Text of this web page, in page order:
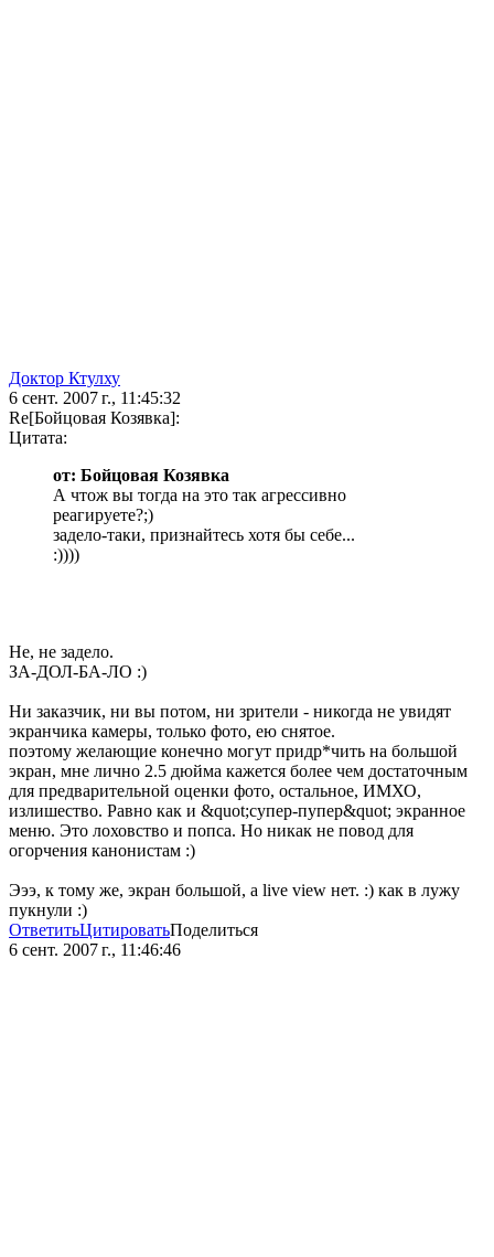
Доктор Ктулху
6 сент. 2007 г., 11:45:32
Re[Бойцовая Козявка]:
Цитата:
от: Бойцовая Козявка
А чтож вы тогда на это так агрессивно
реагируете?;)
задело-таки, признайтесь хотя бы себе...
:))))
Не, не задело.
ЗА-ДОЛ-БА-ЛО :)
Ни заказчик, ни вы потом, ни зрители - никогда не увидят
экранчика камеры, только фото, ею снятое.
поэтому желающие конечно могут придр*чить на большой
экран, мне лично 2.5 дюйма кажется более чем достаточным
для предварительной оценки фото, остальное, ИМХО,
излишество. Равно как и &quot;супер-пупер&quot; экранное
меню. Это лоховство и попса. Но никак не повод для
огорчения канонистам :)
Эээ, к тому же, экран большой, а live view нет. :) как в лужу
пукнули :)
ОтветитьЦитироватьПоделиться
6 сент. 2007 г., 11:46:46